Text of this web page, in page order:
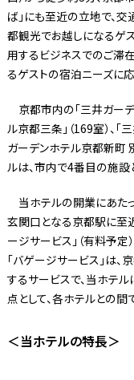
ば」にも至近の立地で、
都観光でお越しになるゲ
用するビジネスでのご滞
るゲストの宿泊ニーズに応
京都市内の「三井ガー
ル京都三条」（169室）、「
ガーデンホテル京都新町
ルは、市内で4番目の施設
当ホテルの開業にあた
玄関口となる京都駅に至
ージサービス」（有料予定
「バゲージサービス」は
するサービスで、当ホテ
点として、各ホテルとの
＜当ホテルの特長＞